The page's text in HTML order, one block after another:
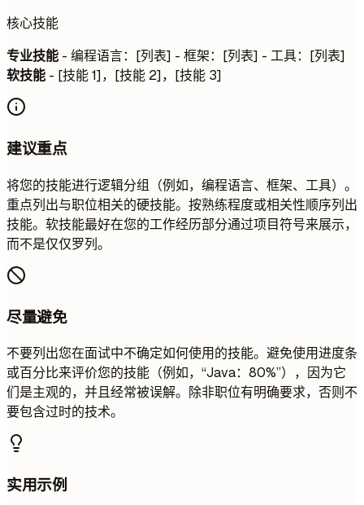
核心技能
专业技能 - 编程语言：[列表] - 框架：[列表] - 工具：[列表]
软技能 - [技能 1]，[技能 2]，[技能 3]
建议重点
将您的技能进行逻辑分组（例如，编程语言、框架、工具）。
重点列出与职位相关的硬技能。按熟练程度或相关性顺序列出
技能。软技能最好在您的工作经历部分通过项目符号来展示，
而不是仅仅罗列。
尽量避免
不要列出您在面试中不确定如何使用的技能。避免使用进度条
或百分比来评价您的技能（例如，“Java：80%”），因为它
们是主观的，并且经常被误解。除非职位有明确要求，否则不
要包含过时的技术。
实用示例